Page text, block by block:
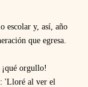
escolar y, así, año
que egresa.
orgullo!
'Lloré al ver el